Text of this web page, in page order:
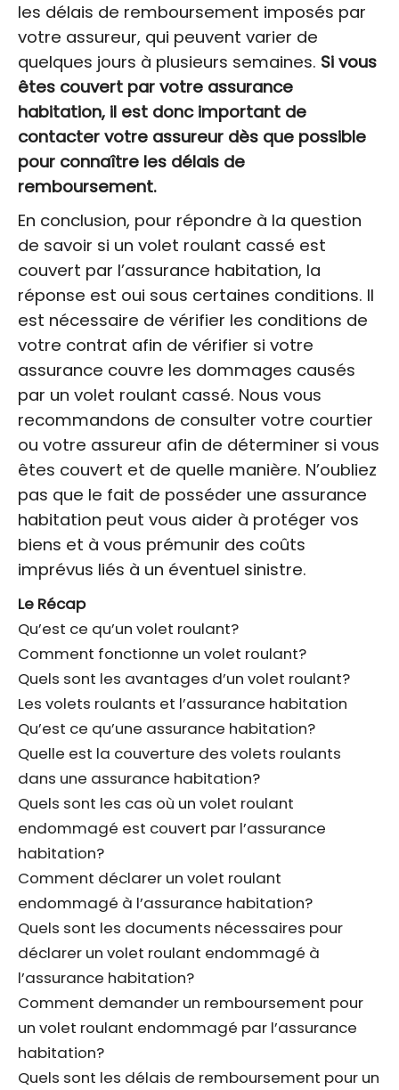
les délais de remboursement imposés par
votre assureur, qui peuvent varier de
quelques jours à plusieurs semaines. Si vous
êtes couvert par votre assurance
habitation, il est donc important de
contacter votre assureur dès que possible
pour connaître les délais de
remboursement.
En conclusion, pour répondre à la question
de savoir si un volet roulant cassé est
couvert par l’assurance habitation, la
réponse est oui sous certaines conditions. Il
est nécessaire de vérifier les conditions de
votre contrat afin de vérifier si votre
assurance couvre les dommages causés
par un volet roulant cassé. Nous vous
recommandons de consulter votre courtier
ou votre assureur afin de déterminer si vous
êtes couvert et de quelle manière. N’oubliez
pas que le fait de posséder une assurance
habitation peut vous aider à protéger vos
biens et à vous prémunir des coûts
imprévus liés à un éventuel sinistre.
Le Récap
Qu’est ce qu’un volet roulant?
Comment fonctionne un volet roulant?
Quels sont les avantages d’un volet roulant?
Les volets roulants et l’assurance habitation
Qu’est ce qu’une assurance habitation?
Quelle est la couverture des volets roulants
dans une assurance habitation?
Quels sont les cas où un volet roulant
endommagé est couvert par l’assurance
habitation?
Comment déclarer un volet roulant
endommagé à l’assurance habitation?
Quels sont les documents nécessaires pour
déclarer un volet roulant endommagé à
l’assurance habitation?
Comment demander un remboursement pour
un volet roulant endommagé par l’assurance
habitation?
Quels sont les délais de remboursement pour un